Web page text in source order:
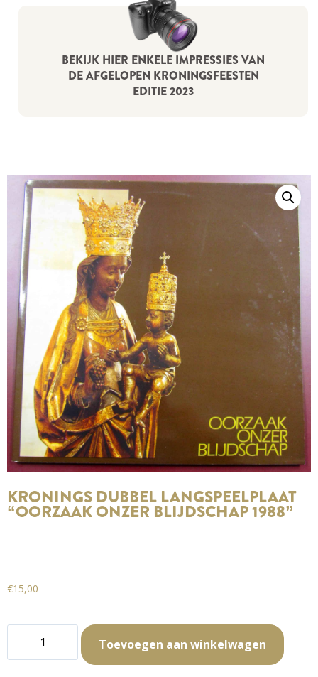
BEKIJK HIER ENKELE IMPRESSIES VAN
DE AFGELOPEN KRONINGSFEESTEN
EDITIE 2023
KRONINGS DUBBEL LANGSPEELPLAAT
“OORZAAK ONZER BLIJDSCHAP 1988”
€15,00
Toevoegen aan winkelwagen